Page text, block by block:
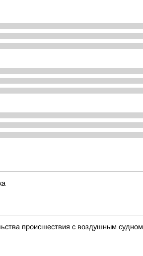
происшествия с воздушным судном